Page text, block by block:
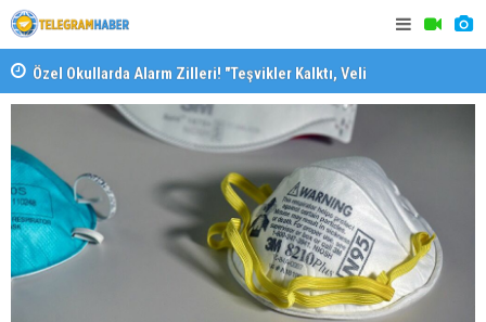
Özel Okullarda Alarm Zilleri! "Teşvikler Kalktı, Veli
Devlet Okuluna Yöneldi"